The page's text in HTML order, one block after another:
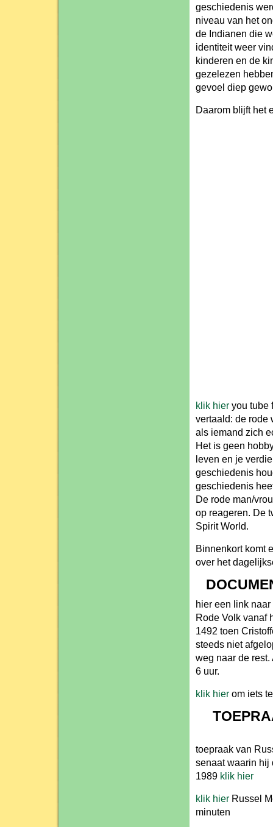
geschiedenis
niveau van het
de Indianen die
identiteit weer
kinderen en de
gezelezen
gevoel diep
Daarom blijft het
klik hier you tube
vertaald: de rode
als iemand zich
Het is geen
leven en je
geschiedenis
geschiedenis
De rode man/
op reageren. De
Spirit World.
Binnenkort komt
over het
hier een link
Rode Volk vanaf
1492 toen
steeds niet
weg naar de
6 uur.
klik hier om iets
toepraak van
senaat waarin hij
1989 klik hier
klik hier Russel
minuten